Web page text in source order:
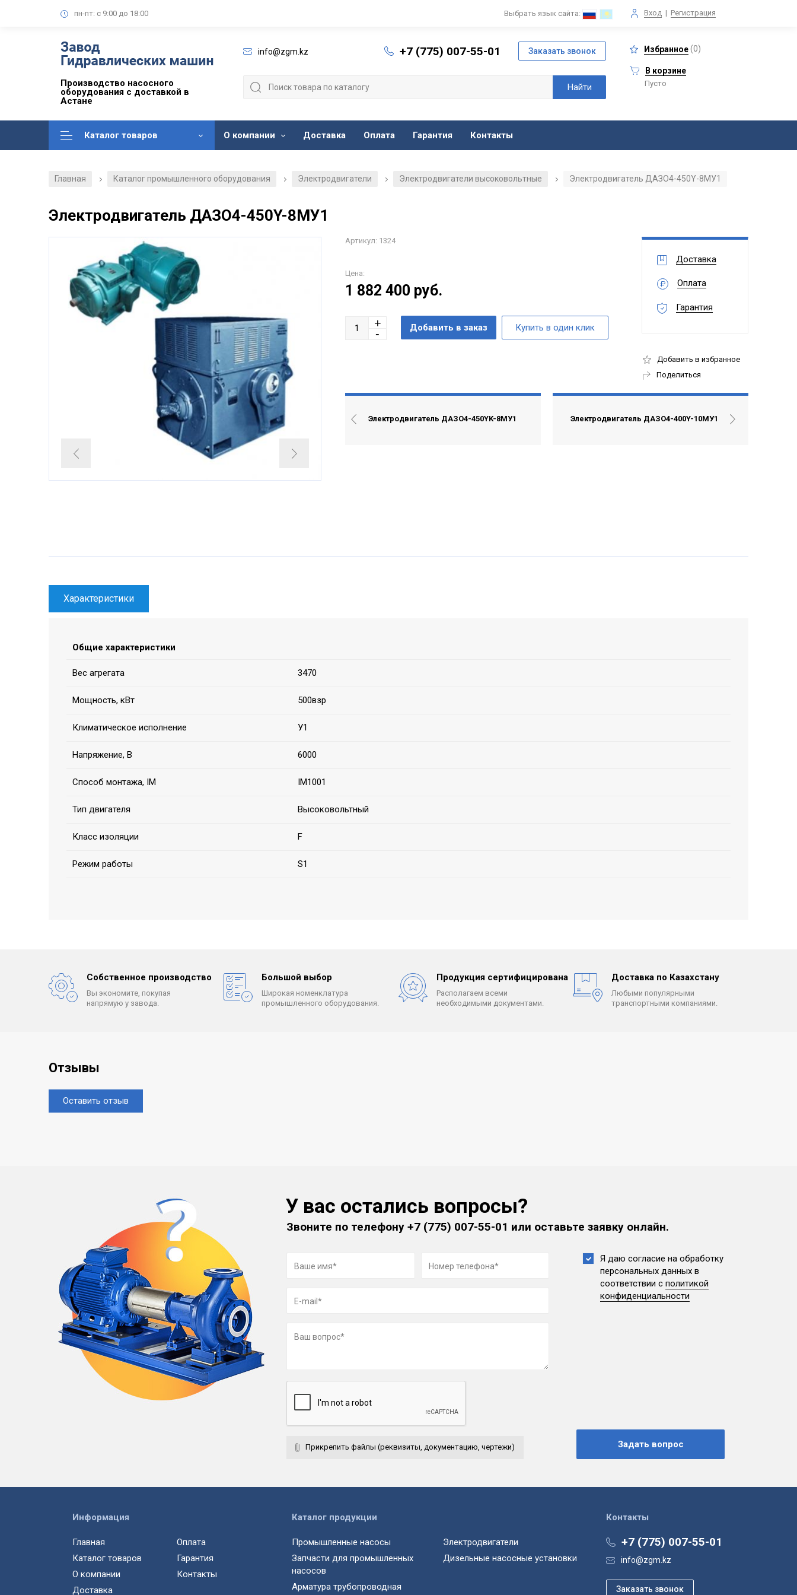
пн-пт: с 9:00 до 18:00 Вход | Регистрация
Выбрать язык сайта:
Производство насосного
оборудования с доставкой в
Астане
info@zgm.kz +7 (775) 007-55-01 Избранное(0)
В корзине
Пусто
Каталог товаров О компании Доставка Оплата Гарантия Контакты
Главная / Каталог промышленного оборудования / Электродвигатели / Электродвигатели высоковольтные / Электродвигатель ДАЗО4-450Y-8МУ1
Электродвигатель ДАЗО4-450Y-8МУ1
Артикул: 1324
Цена:
1 882 400 руб.
Доставка
Оплата
Гарантия
Добавить в избранное
Поделиться
Электродвигатель ДАЗО4-450YK-8МУ1 Электродвигатель ДАЗО4-400Y-10МУ1
Характеристики
Общие характеристики
Вес агрегата 3470
Мощность, кВт 500взр
Климатическое исполнение У1
Напряжение, В 6000
Способ монтажа, IM IM1001
Тип двигателя Высоковольтный
Класс изоляции F
Режим работы S1
Собственное производство
Вы экономите, покупая
напрямую у завода.
Большой выбор
Широкая номенклатура
промышленного оборудования.
Продукция сертифицирована
Располагаем всеми
необходимыми документами.
Доставка по Казахстану
Любыми популярными
транспортными компаниями.
Отзывы
Оставить отзыв
У вас остались вопросы?
Звоните по телефону+7 (775) 007-55-01 или оставьте заявку онлайн.
Прикрепить файлы (реквизиты, документацию, чертежи)
Я даю согласие на обработку
персональных данных в
соответствии с политикой
конфиденциальности
Контакты
+7 (775) 007-55-01
info@zgm.kz
Информация
Главная
Каталог товаров
О компании
Доставка
Оплата
Гарантия
Контакты
Каталог продукции
Промышленные насосы
Запчасти для промышленных
насосов
Арматура трубопроводная
Электродвигатели
Дизельные насосные установки